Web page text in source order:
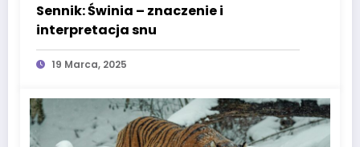
Sennik: Świnia – znaczenie i
interpretacja snu
19 Marca, 2025